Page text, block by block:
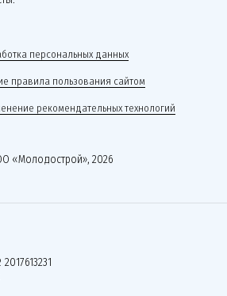
персональных данных
правила пользования сайтом
рекомендательных технологий
«Молодострой», 2026